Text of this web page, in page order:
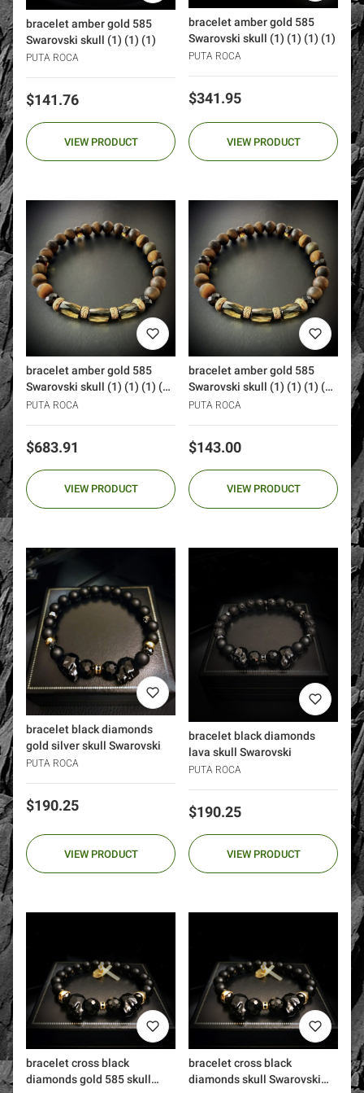
bracelet amber gold 585
Swarovski skull (1) (1) (1)
PUTA ROCA
Price
$141.76
VIEW PRODUCT
bracelet amber gold 585
Swarovski skull (1) (1) (1) (1)
PUTA ROCA
Price
$341.95
VIEW PRODUCT
bracelet amber gold 585
Swarovski skull (1) (1) (1) (1)
(1)
PUTA ROCA
Price
$683.91
VIEW PRODUCT
bracelet amber gold 585
Swarovski skull (1) (1) (1) (1)
(1) (1)
PUTA ROCA
Price
$143.00
VIEW PRODUCT
bracelet black diamonds
gold silver skull Swarovski
PUTA ROCA
Price
$190.25
VIEW PRODUCT
bracelet black diamonds
lava skull Swarovski
PUTA ROCA
Price
$190.25
VIEW PRODUCT
bracelet cross black
diamonds gold 585 skull
bracelet cross black
diamonds skull Swarovski